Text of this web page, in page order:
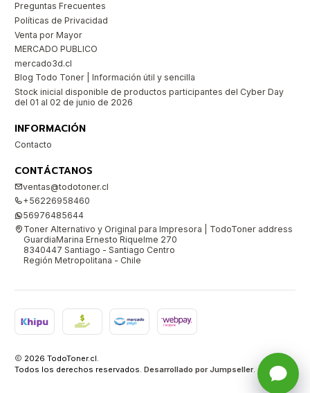
Preguntas Frecuentes
Políticas de Privacidad
Venta por Mayor
MERCADO PUBLICO
mercado3d.cl
Blog Todo Toner | Información útil y sencilla
Stock inicial disponible de productos participantes del Cyber Day
del 01 al 02 de junio de 2026
INFORMACIÓN
Contacto
CONTÁCTANOS
ventas@todotoner.cl
+56226958460
56976485644
Toner Alternativo y Original para Impresora | TodoToner address
GuardiaMarina Ernesto Riquelme 270
8340447 Santiago - Santiago Centro
Región Metropolitana - Chile
2026 TodoToner.cl.
Todos los derechos reservados. Desarrollado por Jumpseller.